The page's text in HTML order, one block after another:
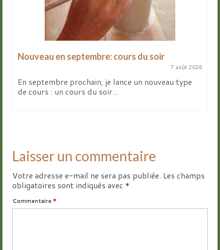
Nouveau en septembre: cours du soir
7 août 2026
En septembre prochain, je lance un nouveau type
de cours : un cours du soir...
Laisser un commentaire
Votre adresse e-mail ne sera pas publiée. Les champs
obligatoires sont indiqués avec *
Commentaire *